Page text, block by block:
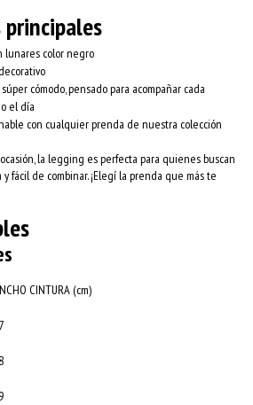
lunares color negro
cómodo, pensado para acompañar cada
el día
con cualquier prenda de nuestra colección
la legging es perfecta para quienes buscan
fácil de combinar. ¡Elegí la prenda que más te
CINTURA (cm)